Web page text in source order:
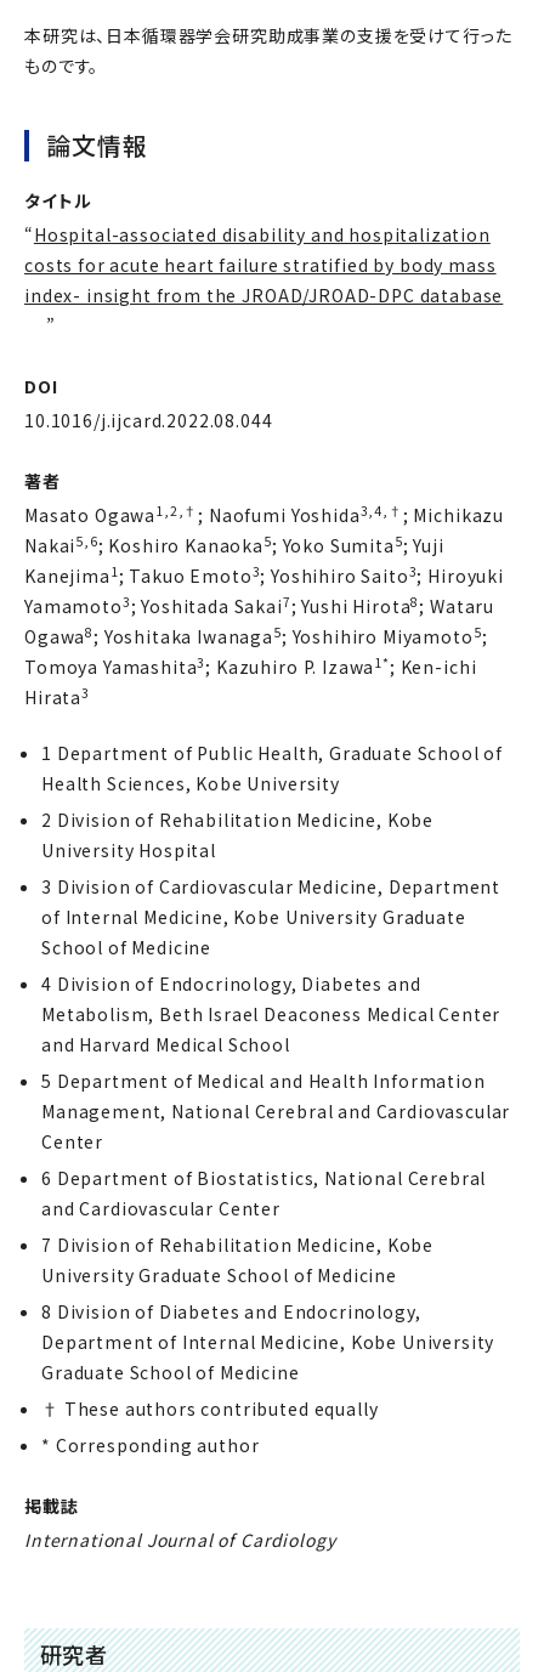
本研究は、日本循環器学会研究助成事業の支援を受けて行った
ものです。
論文情報
タイトル
“Hospital-associated disability and hospitalization
costs for acute heart failure stratified by body mass
index- insight from the JROAD/JROAD-DPC database
”
DOI
10.1016/j.ijcard.2022.08.044
著者
Masato Ogawa 1,2,† ; Naofumi Yoshida3,4,† ; Michikazu
Nakai 5,6; Koshiro Kanaoka 5; Yoko Sumita 5; Yuji
Kanejima 1 ; Takuo Emoto3; Yoshihiro Saito3; Hiroyuki
Yamamoto3 ; Yoshitada Sakai7 ; Yushi Hirota8 ; Wataru
Ogawa8 ; Yoshitaka Iwanaga 5; Yoshihiro Miyamoto 5;
Tomoya Yamashita3 ; Kazuhiro P. Izawa 1* ; Ken-ichi
Hirata3
1 Department of Public Health, Graduate School of
Health Sciences, Kobe University
2 Division of Rehabilitation Medicine, Kobe
University Hospital
3 Division of Cardiovascular Medicine, Department
of Internal Medicine, Kobe University Graduate
School of Medicine
4 Division of Endocrinology, Diabetes and
Metabolism, Beth Israel Deaconess Medical Center
and Harvard Medical School
5 Department of Medical and Health Information
Management, National Cerebral and Cardiovascular
Center
6 Department of Biostatistics, National Cerebral
and Cardiovascular Center
7 Division of Rehabilitation Medicine, Kobe
University Graduate School of Medicine
8 Division of Diabetes and Endocrinology,
Department of Internal Medicine, Kobe University
Graduate School of Medicine
† These authors contributed equally
* Corresponding author
掲載誌
International Journal of Cardiology
研究者